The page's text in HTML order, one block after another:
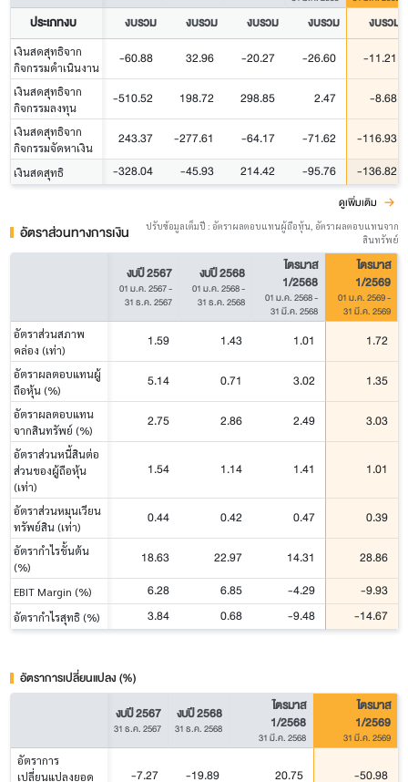
ประเภทงบ งบรวม งบรวม งบรวม งบรวม งบรวม
เงินสดสุทธิจาก
กิจกรรมดำเนินงาน
-60.88 32.96 -20.27 -26.60 -11.21
เงินสดสุทธิจาก
กิจกรรมลงทุน
-510.52 198.72 298.85 2.47 -8.68
เงินสดสุทธิจาก
กิจกรรมจัดหาเงิน
243.37 -277.61 -64.17 -71.62 -116.93
เงินสดสุทธิ -328.04 -45.93 214.42 -95.76 -136.82
ดูเพิ่มเติม
อัตราส่วนทางการเงิน
ปรับข้อมูลเต็มปี : อัตราผลตอบแทนผู้ถือหุ้น, อัตราผลตอบแทนจาก
สินทรัพย์
งบปี 2567
01 ม.ค. 2567-
31 ธ.ค. 2567
งบปี 2568
01 ม.ค. 2568-
31 ธ.ค. 2568
ไตรมาส
1/2568
01 ม.ค. 2568-
31 มี.ค. 2568
ไตรมาส
1/2569
01 ม.ค. 2569-
31 มี.ค. 2569
อัตราส่วนสภาพ
คล่อง (เท่า)
1.59 1.43 1.01 1.72
อัตราผลตอบแทนผู้
ถือหุ้น (%)
5.14 0.71 3.02 1.35
อัตราผลตอบแทน
จากสินทรัพย์ (%)
2.75 2.86 2.49 3.03
อัตราส่วนหนี้สินต่อ
ส่วนของผู้ถือหุ้น
(เท่า)
1.54 1.14 1.41 1.01
อัตราส่วนหมุนเวียน
ทรัพย์สิน (เท่า)
0.44 0.42 0.47 0.39
อัตรากำไรขั้นต้น
(%)
18.63 22.97 14.31 28.86
EBIT Margin (%) 6.28 6.85 -4.29 -9.93
อัตรากำไรสุทธิ (%) 3.84 0.68 -9.48 -14.67
อัตราการเปลี่ยนแปลง (%)
งบปี 2567
31 ธ.ค. 2567
งบปี 2568
31 ธ.ค. 2568
ไตรมาส
1/2568
31 มี.ค. 2568
ไตรมาส
1/2569
31 มี.ค. 2569
อัตราการ
เปลี่ยนแปลงยอด
-7.27 -19.89 20.75 -50.98